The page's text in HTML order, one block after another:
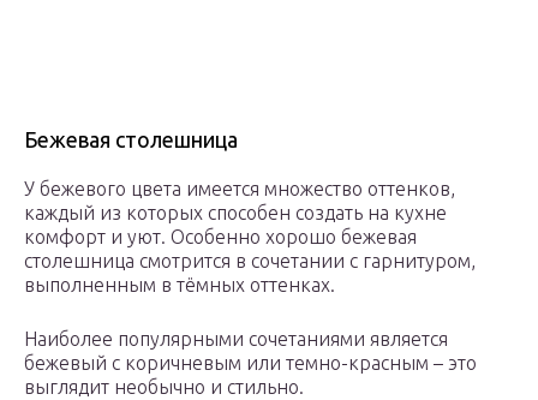
Бежевая столешница
У бежевого цвета имеется множество оттенков,
каждый из которых способен создать на кухне
комфорт и уют. Особенно хорошо бежевая
столешница смотрится в сочетании с гарнитуром,
выполненным в тёмных оттенках.
Наиболее популярными сочетаниями является
бежевый с коричневым или темно-красным – это
выглядит необычно и стильно.